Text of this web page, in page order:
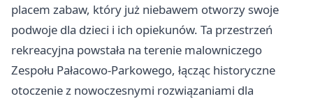
placem zabaw, który już niebawem otworzy swoje
podwoje dla dzieci i ich opiekunów. Ta przestrzeń
rekreacyjna powstała na terenie malowniczego
Zespołu Pałacowo-Parkowego, łącząc historyczne
otoczenie z nowoczesnymi rozwiązaniami dla